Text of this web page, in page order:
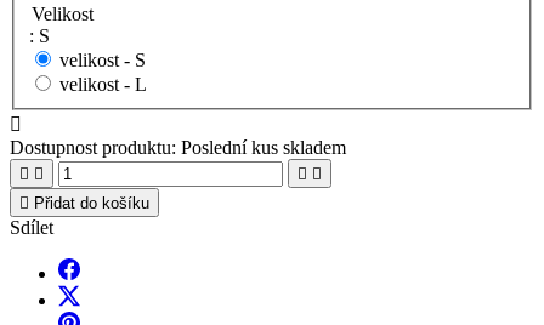
Velikost
: S
velikost - S
velikost - L

Dostupnost produktu: Poslední kus skladem
   
 Přidat do košíku
Sdílet